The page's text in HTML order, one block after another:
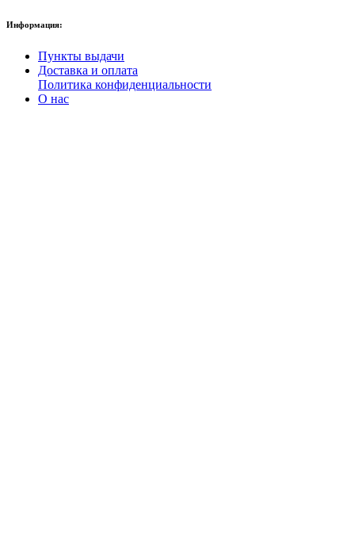
Информация:
Пункты выдачи
Доставка и оплата
Политика конфиденциальности
О нас